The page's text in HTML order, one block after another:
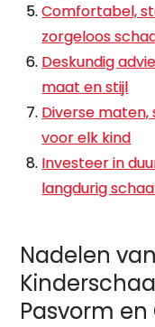
Comfortabel,
zorgeloos
Deskundig
maat en stijl
Diverse
voor elk kind
Investeer in
langdurig
Nadelen
Pasvorm